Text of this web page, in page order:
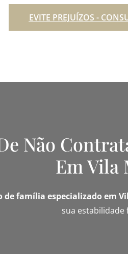
EVITE PREJUÍZOS -
Não
Em Vila
de família especializado em
sua estabilidade